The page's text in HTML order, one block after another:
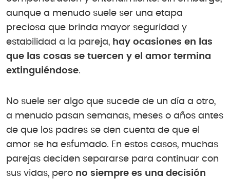
aunque a menudo suele ser una etapa
preciosa que brinda mayor seguridad y
estabilidad a la pareja, hay ocasiones en las
que las cosas se tuercen y el amor termina
extinguiéndose.
No suele ser algo que sucede de un día a otro,
a menudo pasan semanas, meses o años antes
de que los padres se den cuenta de que el
amor se ha esfumado. En estos casos, muchas
parejas deciden separarse para continuar con
sus vidas, pero no siempre es una decisión